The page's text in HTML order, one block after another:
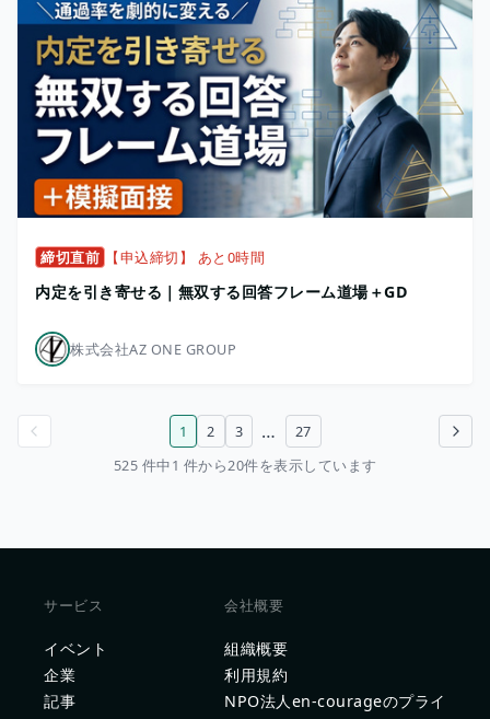
締切直前 【申込締切】 あと0時間
内定を引き寄せる｜無双する回答フレーム道場＋GD
株式会社AZ ONE GROUP
次のページ
1 2 3 …
27
525 件中1 件から20件を表示しています
サービス
イベント
企業
記事
会社概要
組織概要
利用規約
NPO法人en-courageのプライ